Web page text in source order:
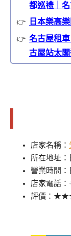
都巡禮｜
日本樂高
名古屋租
古屋站太
店家名稱：
所在地址：
營業時間：
店家電話：
評價：